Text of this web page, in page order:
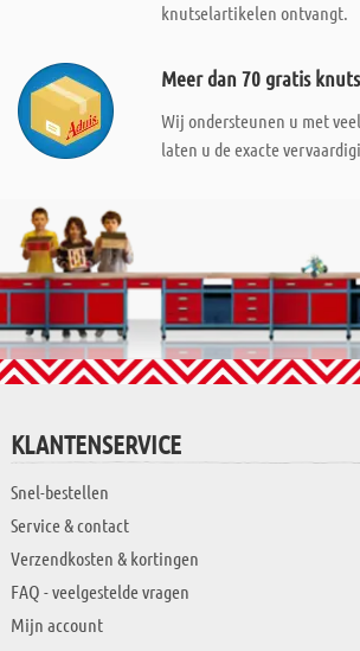
knutselartikelen ontvangt.
Meer dan 70 gratis
Wij ondersteunen u met
laten u de exacte
KLANTENSERVICE
Snel-bestellen
Service & contact
Verzendkosten & kortingen
FAQ - veelgestelde vragen
Mijn account